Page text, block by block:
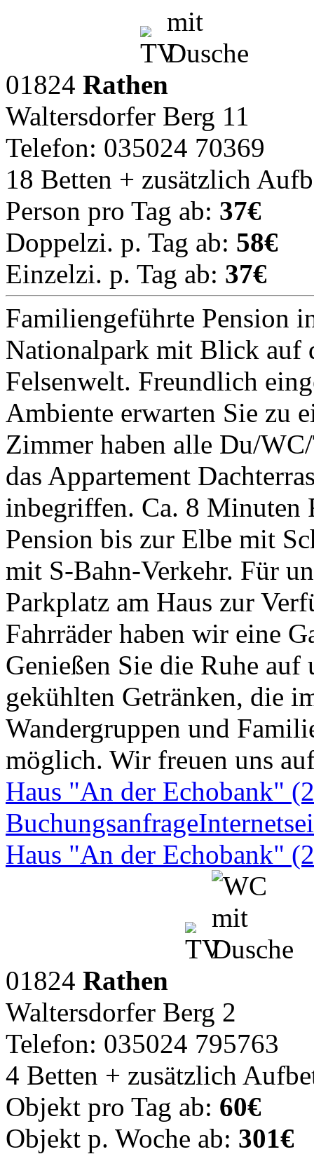
01824 Rathen
Waltersdorfer Berg 11
Telefon: 035024 70369
18 Betten + zusätzlich
Person pro Tag ab: 37€
Doppelzi. p. Tag ab: 58€
Einzelzi. p. Tag ab: 37€
Familiengeführte Pension
Nationalpark mit Blick auf
Felsenwelt. Freundlich
Ambiente erwarten Sie zu
Zimmer haben alle Du/
das Appartement
inbegriffen. Ca. 8 Minuten
Pension bis zur Elbe mit
mit S-Bahn-Verkehr. Für
Parkplatz am Haus zur
Fahrräder haben wir eine
Genießen Sie die Ruhe auf
gekühlten Getränken, die
Wandergruppen und
möglich. Wir freuen uns
Haus "An der Echobank"
Buchungsanfrage
Haus "An der Echobank"
01824 Rathen
Waltersdorfer Berg 2
Telefon: 035024 795763
4 Betten + zusätzlich
Objekt pro Tag ab: 60€
Objekt p. Woche ab: 301€